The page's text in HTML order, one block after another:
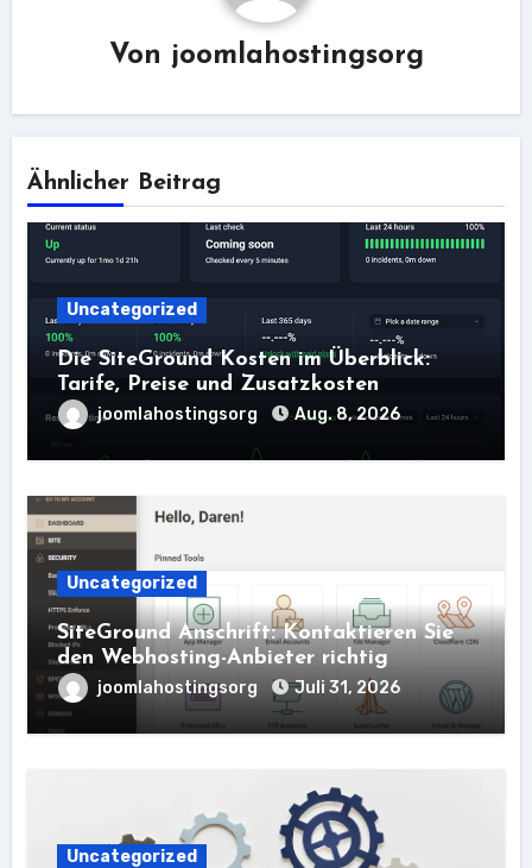
Von joomlahostingsorg
Ähnlicher Beitrag
Uncategorized
Die SiteGround Kosten im Überblick:
Tarife, Preise und Zusatzkosten
joomlahostingsorg Aug. 8, 2026
Uncategorized
SiteGround Anschrift: Kontaktieren Sie
den Webhosting-Anbieter richtig
joomlahostingsorg Juli 31, 2026
Uncategorized